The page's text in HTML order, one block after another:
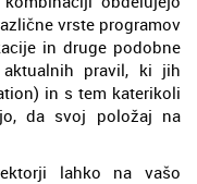
vrste programov
in druge podobne
pravil, ki jih
in s tem katerikoli
da svoj položaj na
lahko na vašo